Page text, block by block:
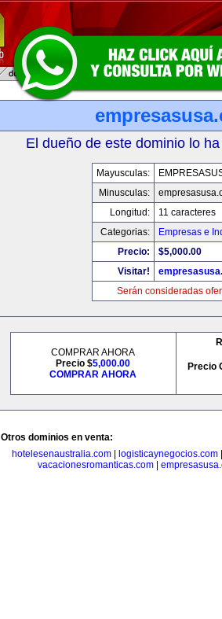
El dueño de este dominio lo
Mayusculas:
Minusculas:
Longitud:
11 caracteres
Categorias:
Empresas e
Precio:
$5,000.00
Visitar!
Serán consideradas
COMPRAR AHORA
Precio $5,000.00
COMPRAR AHORA
Precio
Otros dominios en venta:
hotelesenaustralia.com| logisticaynegocios.com
vacacionesromanticas.com